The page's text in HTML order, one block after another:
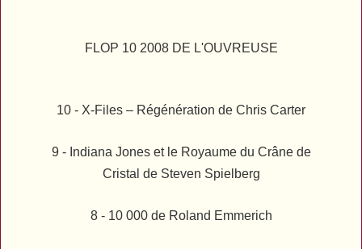
FLOP 10 2008 DE L'OUVREUSE
10 - X-Files – Régénération de Chris Carter
9 - Indiana Jones et le Royaume du Crâne de
Cristal de Steven Spielberg
8 - 10 000de Roland Emmerich